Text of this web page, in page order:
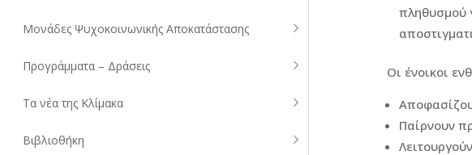
Μονάδες Ψυχοκοινωνικής Αποκατάστασης
Προγράμματα – Δράσεις
Τα νέα της Κλίμακα
Βιβλιοθήκη
πληθυσμού
Οι ένοικοι
Παίρνουν